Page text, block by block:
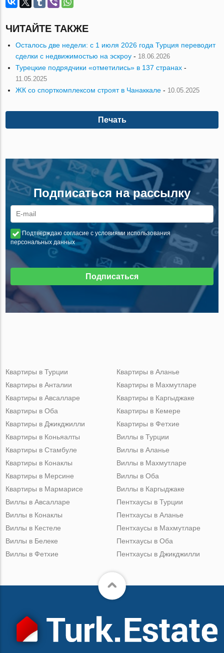
ЧИТАЙТЕ ТАКЖЕ
Осталось две недели: с 1 июля 2026 года Турция переводит
сделки с недвижимостью на эскроу - 18.06.2026
Турецкие подрядчики «отметились» в 137 странах -
11.05.2025
ЖК со спорткомплексом строят в Чанаккале - 10.05.2025
Печать
Подписаться на рассылку
Подтверждаю согласие с условиями использования
персональных данных
Подписаться
Квартиры в Турции
Квартиры в Анталии
Квартиры в Авсалларе
Квартиры в Оба
Квартиры в Джикджилли
Квартиры в Аланье
Квартиры в Махмутларе
Квартиры в Каргыджаке
Квартиры в Кемере
Квартиры в Фетхие
Квартиры в Коньяалты
Квартиры в Стамбуле
Квартиры в Конаклы
Квартиры в Мерсине
Квартиры в Мармарисе
Виллы в Турции
Виллы в Аланье
Виллы в Махмутларе
Виллы в Оба
Виллы в Каргыджаке
Виллы в Авсалларе
Виллы в Конаклы
Виллы в Кестеле
Виллы в Белеке
Виллы в Фетхие
Пентхаусы в Турции
Пентхаусы в Аланье
Пентхаусы в Махмутларе
Пентхаусы в Оба
Пентхаусы в Джикджилли